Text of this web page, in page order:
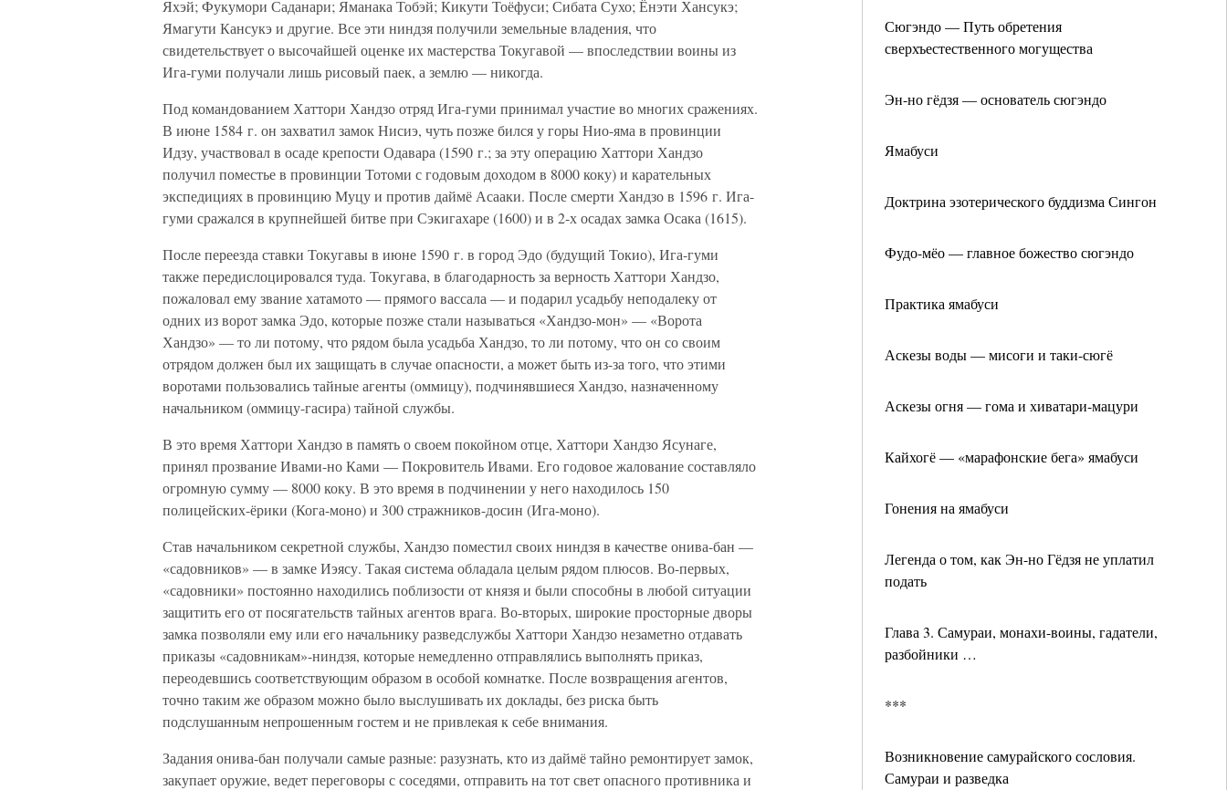
Сюгэндо — Путь обретения
сверхъестественного могущества
Эн-но гёдзя — основатель сюгэндо
Ямабуси
Доктрина эзотерического буддизма Сингон
Фудо-мёо — главное божество сюгэндо
Практика ямабуси
Аскезы воды — мисоги и таки-сюгё
Аскезы огня — гома и хиватари-мацури
Кайхогё — «марафонские бега» ямабуси
Гонения на ямабуси
Легенда о том, как Эн-но Гёдзя не уплатил
подать
Глава 3. Самураи, монахи-воины, гадатели,
разбойники …
***
Возникновение самурайского сословия.
Самураи и разведка
Яхэй; Фукумори Саданари; Яманака Тобэй; Кикути Тоёфуси; Сибата Сухо; Ёнэти Хансукэ;
Ямагути Кансукэ и другие. Все эти ниндзя получили земельные владения, что
свидетельствует о высочайшей оценке их мастерства Токугавой — впоследствии воины из
Ига-гуми получали лишь рисовый паек, а землю — никогда.
Под командованием Хаттори Хандзо отряд Ига-гуми принимал участие во многих сражениях.
В июне 1584 г. он захватил замок Нисиэ, чуть позже бился у горы Нио-яма в провинции
Идзу, участвовал в осаде крепости Одавара (1590 г.; за эту операцию Хаттори Хандзо
получил поместье в провинции Тотоми с годовым доходом в 8000 коку) и карательных
экспедициях в провинцию Муцу и против даймё Асааки. После смерти Хандзо в 1596 г. Ига-
гуми сражался в крупнейшей битве при Сэкигахаре (1600) и в 2-х осадах замка Осака (1615).
После переезда ставки Токугавы в июне 1590 г. в город Эдо (будущий Токио), Ига-гуми
также передислоцировался туда. Токугава, в благодарность за верность Хаттори Хандзо,
пожаловал ему звание хатамото — прямого вассала — и подарил усадьбу неподалеку от
одних из ворот замка Эдо, которые позже стали называться «Хандзо-мон» — «Ворота
Хандзо» — то ли потому, что рядом была усадьба Хандзо, то ли потому, что он со своим
отрядом должен был их защищать в случае опасности, а может быть из-за того, что этими
воротами пользовались тайные агенты (оммицу), подчинявшиеся Хандзо, назначенному
начальником (оммицу-гасира) тайной службы.
В это время Хаттори Хандзо в память о своем покойном отце, Хаттори Хандзо Ясунаге,
принял прозвание Ивами-но Ками — Покровитель Ивами. Его годовое жалование составляло
огромную сумму — 8000 коку. В это время в подчинении у него находилось 150
полицейских-ёрики (Кога-моно) и 300 стражников-досин (Ига-моно).
Став начальником секретной службы, Хандзо поместил своих ниндзя в качестве онива-бан —
«садовников» — в замке Иэясу. Такая система обладала целым рядом плюсов. Во-первых,
«садовники» постоянно находились поблизости от князя и были способны в любой ситуации
защитить его от посягательств тайных агентов врага. Во-вторых, широкие просторные дворы
замка позволяли ему или его начальнику разведслужбы Хаттори Хандзо незаметно отдавать
приказы «садовникам»-ниндзя, которые немедленно отправлялись выполнять приказ,
переодевшись соответствующим образом в особой комнатке. После возвращения агентов,
точно таким же образом можно было выслушивать их доклады, без риска быть
подслушанным непрошенным гостем и не привлекая к себе внимания.
Задания онива-бан получали самые разные: разузнать, кто из даймё тайно ремонтирует замок,
закупает оружие, ведет переговоры с соседями, отправить на тот свет опасного противника и